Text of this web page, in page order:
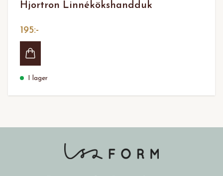
Hjortron Linnékökshandduk
195:-
I lager